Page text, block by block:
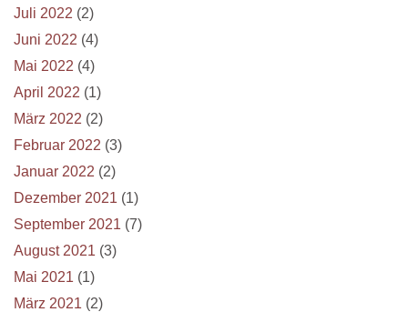
Juli 2022 (2)
Juni 2022 (4)
Mai 2022 (4)
April 2022 (1)
März 2022 (2)
Februar 2022 (3)
Januar 2022 (2)
Dezember 2021 (1)
September 2021 (7)
August 2021 (3)
Mai 2021 (1)
März 2021 (2)